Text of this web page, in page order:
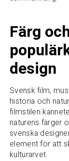
Färg
design
Svensk film,
historia och
filmstilen
naturens färger
svenska
element för att
kulturarvet.